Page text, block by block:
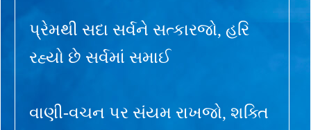
પ્રેમથી સદા સર્વને સત્કારજો, હરિ
રહ્યો છે સર્વમાં સમાઈ
વાણી-વચન પર સંયમ રાખજો, શક્તિ